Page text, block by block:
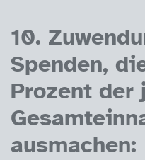
10.
Spenden,
Prozent der
ausmachen: